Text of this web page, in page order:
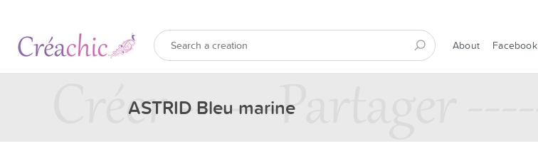
About Facebook
ASTRID Bleu marine